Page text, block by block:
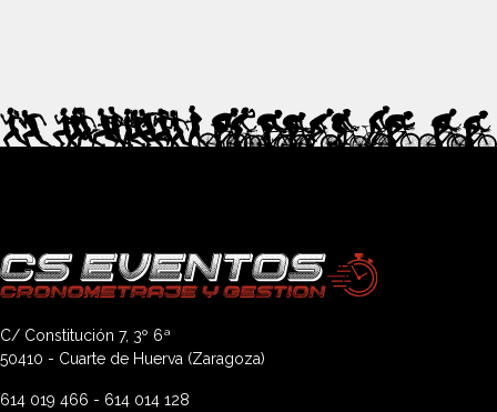
C/ Constitución 7, 3º 6ª
50410 - Cuarte de Huerva (Zaragoza)
614 019 466 - 614 014 128